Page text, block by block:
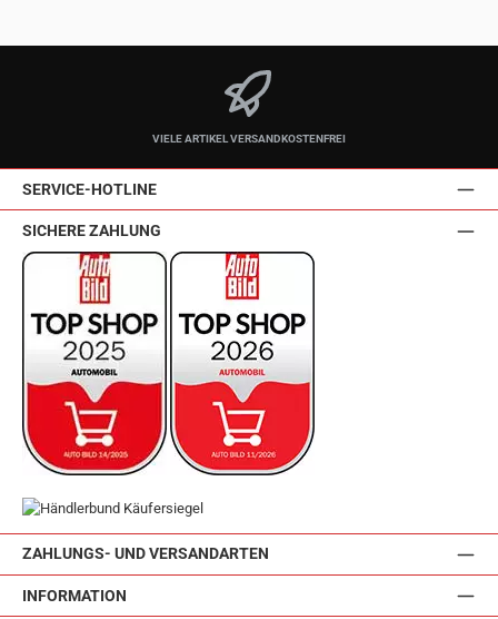
VIELE ARTIKEL VERSANDKOSTENFREI
SERVICE-HOTLINE
ZAHLUNGS- UND VERSANDARTEN
INFORMATION
SICHERE ZAHLUNG